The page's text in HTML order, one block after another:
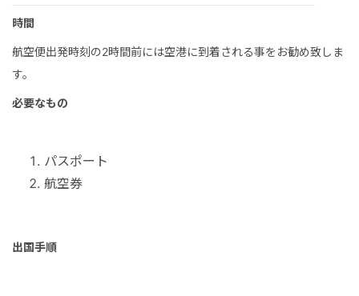
時間
航空便出発時刻の2時間前には空港に到着される事をお勧め致しま
す。
必要なもの
パスポート
航空券
出国手順